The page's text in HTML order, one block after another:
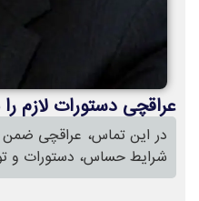
عراقچی دستورات لازم را
در این تماس، عراقچی ضمن
شرایط حساس، دستورات و